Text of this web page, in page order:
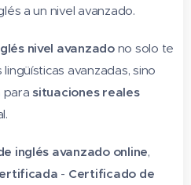
a un nivel avanzado.
nivel avanzadono solo te
avanzadas, sino
para situaciones reales
inglés avanzado online,
- Certificado de